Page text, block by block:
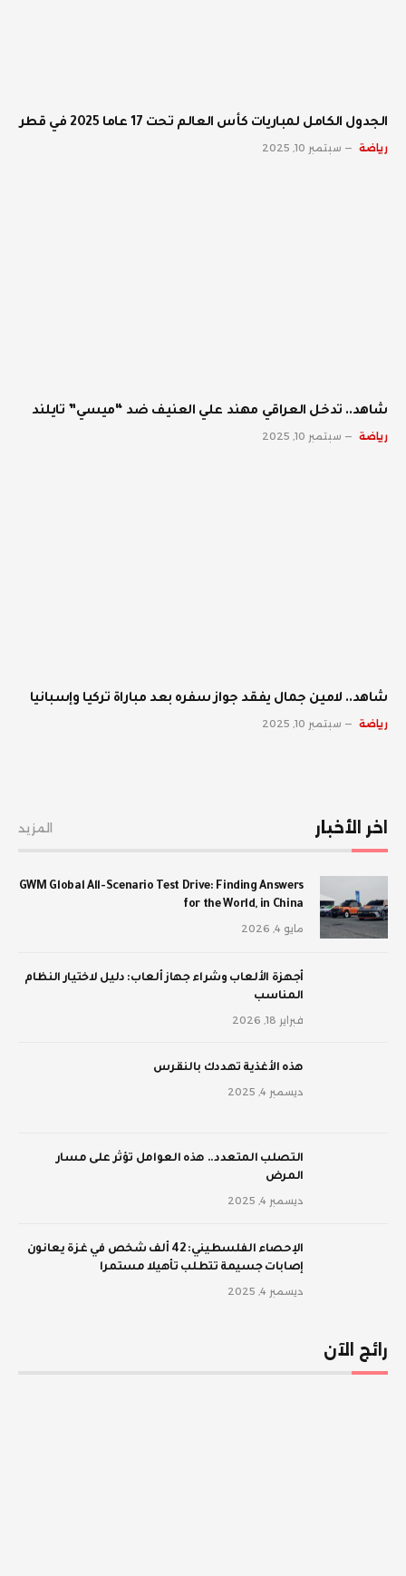
الجدول الكامل لمباريات كأس العالم تحت 17 عاما 2025 في قطر
رياضة سبتمبر 10, 2025
شاهد.. تدخل العراقي مهند علي العنيف ضد “ميسي” تايلند
رياضة سبتمبر 10, 2025
شاهد.. لامين جمال يفقد جواز سفره بعد مباراة تركيا وإسبانيا
رياضة سبتمبر 10, 2025
اخر الأخبار المزيد
GWM Global All-Scenario Test Drive: Finding Answers
for the World, in China
مايو 4, 2026
أجهزة الألعاب وشراء جهاز ألعاب: دليل لاختيار النظام
المناسب
فبراير 18, 2026
‫هذه الأغذية تهددك بالنقرس
ديسمبر 4, 2025
‫التصلب المتعدد.. هذه العوامل تؤثر على مسار
المرض
ديسمبر 4, 2025
الإحصاء الفلسطيني: 42 ألف شخص في غزة يعانون
إصابات جسيمة تتطلب تأهيلا مستمرا
ديسمبر 4, 2025
رائج الآن